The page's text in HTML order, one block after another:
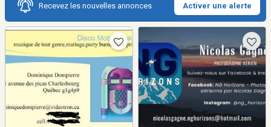
Recevez les nouvelles annonces Activer une alerte